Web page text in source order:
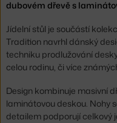
dubovém dřevě s
Jídelní stůl je součástí
Tradition navrhl dánský
techniku prodlužování
celou rodinu, či více
Design kombinuje masivní
laminátovou deskou. Nohy
detailem podporují celkový